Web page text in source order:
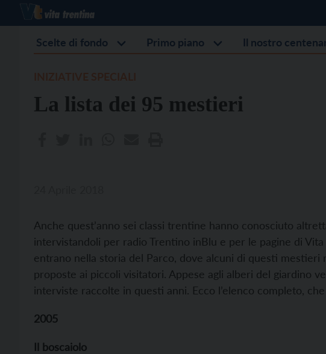
Scelte di fondo Primo piano Il nostro
La lista dei 95 mestieri
Anche quest’anno sei classi trentine hanno conosciuto
intervistandoli per radio Trentino inBlu e per le pagine di
entrano nella storia del Parco, dove alcuni di questi
proposte ai piccoli visitatori. Appese agli alberi del giardino
interviste raccolte in questi anni. Ecco l’elenco completo,
2005
Il boscaiolo